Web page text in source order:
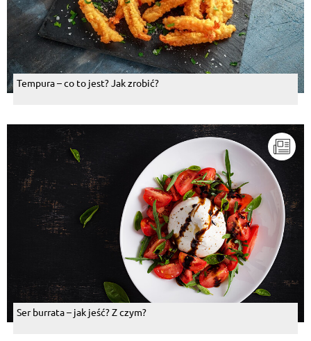
Tempura – co to jest? Jak zrobić?
Ser burrata – jak jeść? Z czym?